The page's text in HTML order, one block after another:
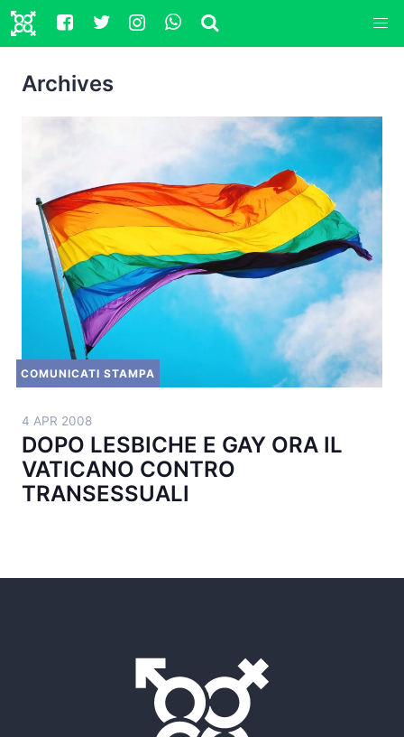
Archives
COMUNICATI STAMPA
4 APR 2008
DOPO LESBICHE E GAY ORA IL
VATICANO CONTRO
TRANSESSUALI